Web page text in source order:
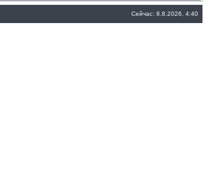
Сейчас: 8.8.2026, 4:40